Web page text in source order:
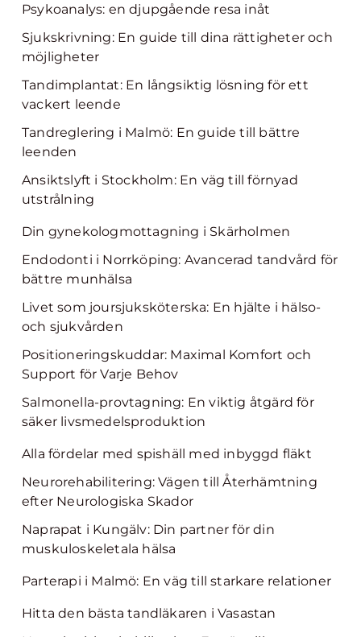
Psykoanalys: en djupgående resa inåt
Sjukskrivning: En guide till dina rättigheter och
möjligheter
Tandimplantat: En långsiktig lösning för ett
vackert leende
Tandreglering i Malmö: En guide till bättre
leenden
Ansiktslyft i Stockholm: En väg till förnyad
utstrålning
Din gynekologmottagning i Skärholmen
Endodonti i Norrköping: Avancerad tandvård för
bättre munhälsa
Livet som joursjuksköterska: En hjälte i hälso-
och sjukvården
Positioneringskuddar: Maximal Komfort och
Support för Varje Behov
Salmonella-provtagning: En viktig åtgärd för
säker livsmedelsproduktion
Alla fördelar med spishäll med inbyggd fläkt
Neurorehabilitering: Vägen till Återhämtning
efter Neurologiska Skador
Naprapat i Kungälv: Din partner för din
muskuloskeletala hälsa
Parterapi i Malmö: En väg till starkare relationer
Hitta den bästa tandläkaren i Vasastan